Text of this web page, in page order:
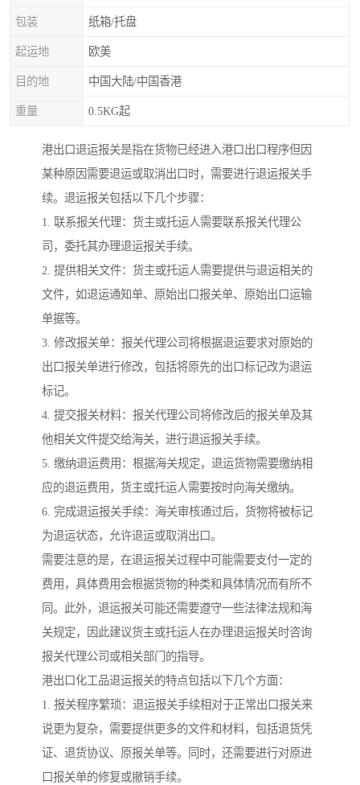
包装 纸箱/托盘
起运地 欧美
目的地 中国大陆/中国香港
重量 0.5KG起
港出口退运报关是指在货物已经进入港口出口程序但因
某种原因需要退运或取消出口时，需要进行退运报关手
续。退运报关包括以下几个步骤：
1. 联系报关代理：货主或托运人需要联系报关代理公
司，委托其办理退运报关手续。
2. 提供相关文件：货主或托运人需要提供与退运相关的
文件，如退运通知单、原始出口报关单、原始出口运输
单据等。
3. 修改报关单：报关代理公司将根据退运要求对原始的
出口报关单进行修改，包括将原先的出口标记改为退运
标记。
4. 提交报关材料：报关代理公司将修改后的报关单及其
他相关文件提交给海关，进行退运报关手续。
5. 缴纳退运费用：根据海关规定，退运货物需要缴纳相
应的退运费用，货主或托运人需要按时向海关缴纳。
6. 完成退运报关手续：海关审核通过后，货物将被标记
为退运状态，允许退运或取消出口。
需要注意的是，在退运报关过程中可能需要支付一定的
费用，具体费用会根据货物的种类和具体情况而有所不
同。此外，退运报关可能还需要遵守一些法律法规和海
关规定，因此建议货主或托运人在办理退运报关时咨询
报关代理公司或相关部门的指导。
港出口化工品退运报关的特点包括以下几个方面：
1. 报关程序繁琐：退运报关手续相对于正常出口报关来
说更为复杂，需要提供更多的文件和材料，包括退货凭
证、退货协议、原报关单等。同时，还需要进行对原进
口报关单的修复或撤销手续。